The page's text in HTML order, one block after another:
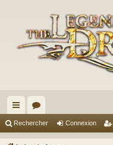
cc
ès
or
u
Rechercher Connexion